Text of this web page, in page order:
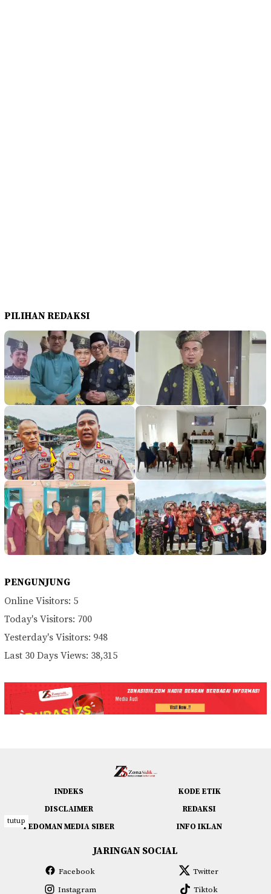
PILIHAN REDAKSI
PENGUNJUNG
Online Visitors: 5
Today's Visitors: 700
Yesterday's Visitors: 948
Last 30 Days Views: 38,315
INDEKS
KODE ETIK
DISCLAIMER
REDAKSI
PEDOMAN MEDIA SIBER
INFO IKLAN
JARINGAN SOCIAL
Facebook
Twitter
Instagram
Tiktok
tutup